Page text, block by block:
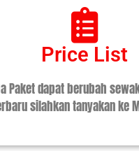
Price List
Paket dapat berubah
silahkan tanyakan ke